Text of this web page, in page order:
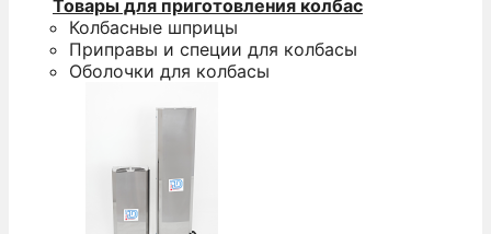
Товары для приготовления колбас
Колбасные шприцы
Приправы и специи для колбасы
Оболочки для колбасы